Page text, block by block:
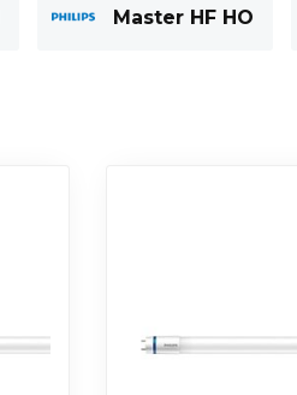
Master HF HO